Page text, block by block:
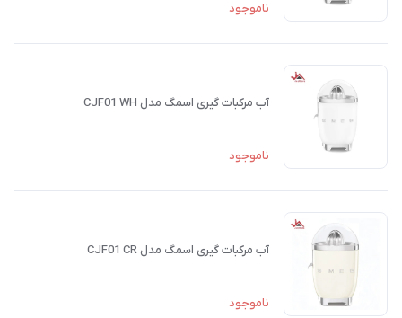
ناموجود
آب مرکبات گیری اسمگ مدل CJF01 WH
ناموجود
آب مرکبات گیری اسمگ مدل CJF01 CR
ناموجود